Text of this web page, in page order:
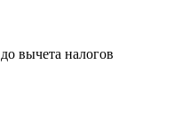
до вычета налогов